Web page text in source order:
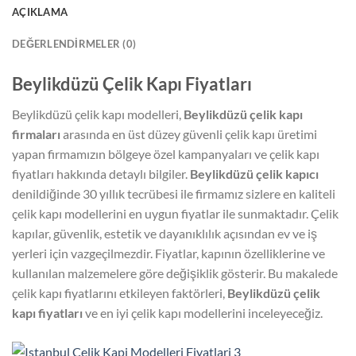
AÇIKLAMA
DEĞERLENDIRMELER (0)
Beylikdüzü Çelik Kapı Fiyatları
Beylikdüzü çelik kapı modelleri, Beylikdüzü çelik kapı
firmaları arasında en üst düzey güvenli çelik kapı üretimi
yapan firmamızın bölgeye özel kampanyaları ve çelik kapı
fiyatları hakkında detaylı bilgiler. Beylikdüzü çelik kapıcı
denildiğinde 30 yıllık tecrübesi ile firmamız sizlere en kaliteli
çelik kapı modellerini en uygun fiyatlar ile sunmaktadır. Çelik
kapılar, güvenlik, estetik ve dayanıklılık açısından ev ve iş
yerleri için vazgeçilmezdir. Fiyatlar, kapının özelliklerine ve
kullanılan malzemelere göre değişiklik gösterir. Bu makalede
çelik kapı fiyatlarını etkileyen faktörleri, Beylikdüzü çelik
kapı fiyatları ve en iyi çelik kapı modellerini inceleyeceğiz.